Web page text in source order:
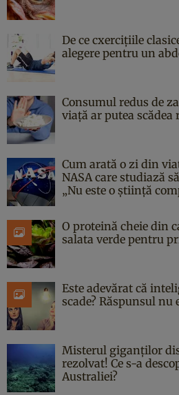
De ce cxercițiile
alegere pentru un
Consumul redus de
viață ar putea
Cum arată o zi din
NASA care studiază
„Nu este o știință
O proteină cheie din
salata verde pentru
Este adevărat că
scade? Răspunsul nu
Misterul giganților
rezolvat! Ce s-a
Australiei?